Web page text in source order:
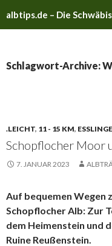
Schlagwort-Archive:
.LEICHT, 11 - 15 KM,
Schopflocher Moor
7. JANUAR 2023
Auf bequemen Wegen
Schopflocher Alb: Zur
dem Heimenstein und
Ruine Reußenstein.